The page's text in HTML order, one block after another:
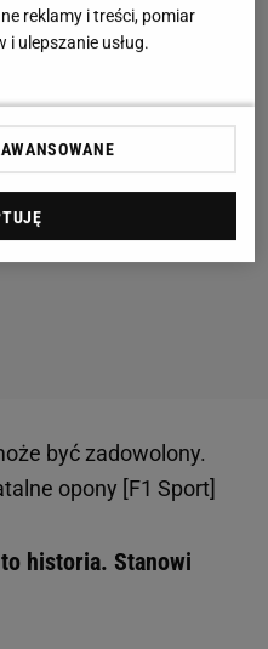
być zadowolony.
opony [F1 Sport]
historia. Stanowi
reklamy i treści, pomiar
i ulepszanie usług.